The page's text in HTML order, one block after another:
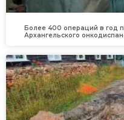
Более 400 операций в год
Архангельского